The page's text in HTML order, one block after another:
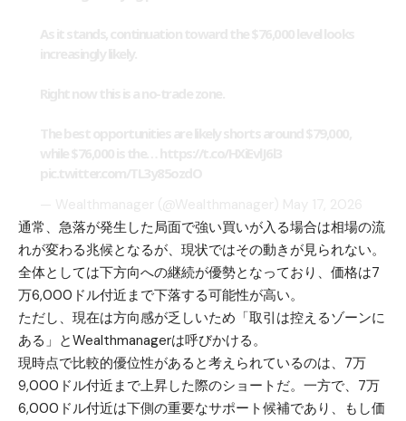
通常、急落が発生した局面で強い買いが入る場合は相場の流
れが変わる兆候となるが、現状ではその動きが見られない。
全体としては下方向への継続が優勢となっており、価格は7
万6,000ドル付近まで下落する可能性が高い。
ただし、現在は方向感が乏しいため「取引は控えるゾーンに
ある」とWealthmanagerは呼びかける。
現時点で比較的優位性があると考えられているのは、7万
9,000ドル付近まで上昇した際のショートだ。一方で、7万
6,000ドル付近は下側の重要なサポート候補であり、もし価